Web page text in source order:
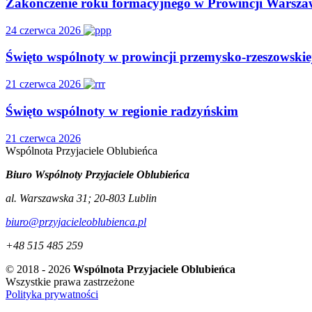
Zakończenie roku formacyjnego w Prowincji
24 czerwca 2026
Święto wspólnoty w prowincji przemysko-
21 czerwca 2026
Święto wspólnoty w regionie radzyńskim
21 czerwca 2026
Wspólnota Przyjaciele Oblubieńca
Biuro Wspólnoty Przyjaciele Oblubieńca
al. Warszawska 31 ; 20-803 Lublin
biuro@przyjacieleoblubienca.pl
+48 515 485 259
© 2018 - 2026 Wspólnota Przyjaciele Oblubieńca
Wszystkie prawa zastrzeżone
Polityka prywatności